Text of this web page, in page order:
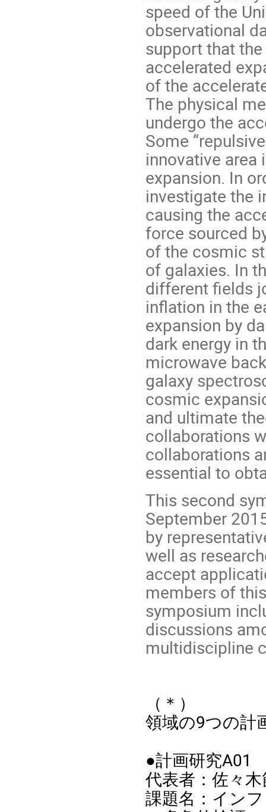
speed of the
observational
support that
accelerated
of the
The physical
undergo the
Some
innovative
expansion. In
investigate the
causing the
force sourced
of the cosmic
of galaxies. In
different fields
inflation in the
expansion by
dark energy in
microwave
galaxy
cosmic
and ultimate
collaborations
collaborations
essential to
This second
September
by
well as
accept
members of
symposium
discussions
multidiscipline
（＊）
領域の9つの計
●計画研究A01
代表者：佐々
課題名：イン